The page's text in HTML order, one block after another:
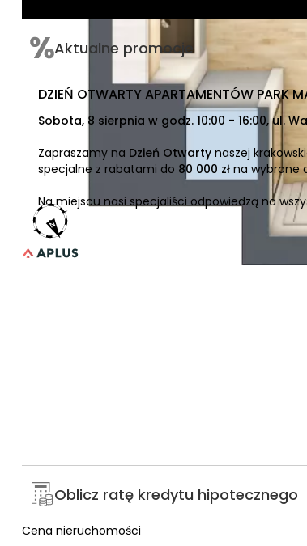
Aktualne promocje
DZIEŃ OTWARTY APARTAMENTÓW PARK
Sobota, 8 sierpnia w godz. 10:00 - 16:00, ul.
Zapraszamy na Dzień Otwarty naszej
specjalne z rabatami do 80 000 zł na wybrane
Na miejscu nasi specjaliści odpowiedzą na
Oblicz ratę kredytu hipotecznego
Cena nieruchomości
Wpisz cenę